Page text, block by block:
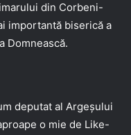
din Corbeni-
importantă biserică a
Domnească.
deputat al Argeșului
o mie de Like-